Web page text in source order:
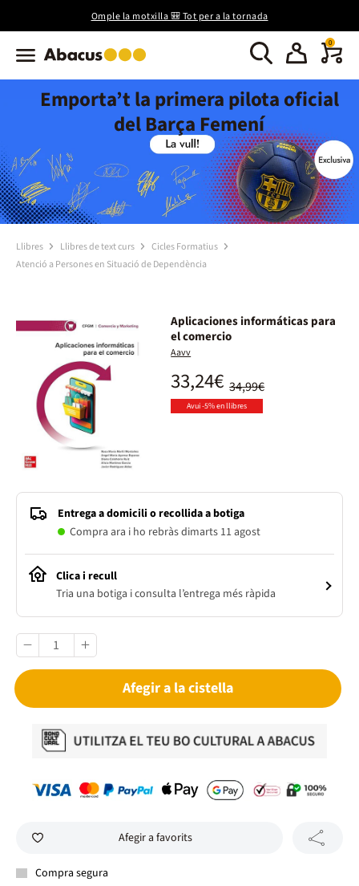
Omple la motxilla 🎒 Tot per a la tornada
0
Emporta’t la primera pilota oficial
del Barça Femení
Llibres Llibres de text curs
Cicles Formatius
Atenció a Persones en Situació de Dependència
Aplicaciones informáticas para
el comercio
Aavv
34,99€
33,24€
Avui -5% en llibres
Entrega a domicili o recollida a botiga
Compra ara i ho rebràs dimarts 11 agost
Clica i recull
Tria una botiga i consulta l’entrega més ràpida
Afegir a la cistella
Afegir a favorits
Compra segura